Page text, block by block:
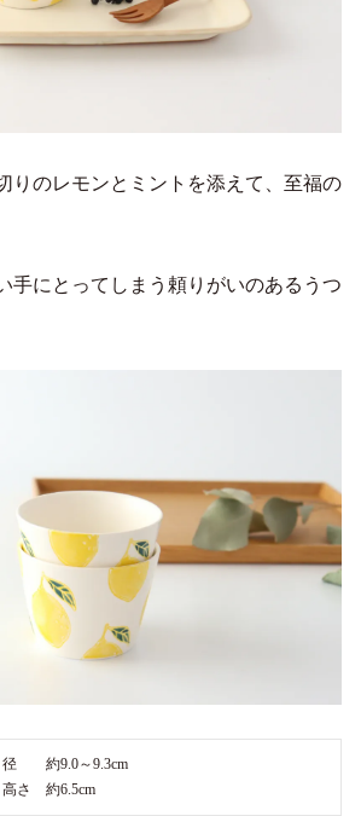
りのレモンとミントを添えて、至福の
手にとってしまう頼りがいのあるうつ
径 約9.0～9.3cm
高さ 約6.5cm